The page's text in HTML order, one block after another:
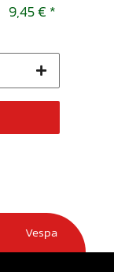
9,45 € *
Vespa